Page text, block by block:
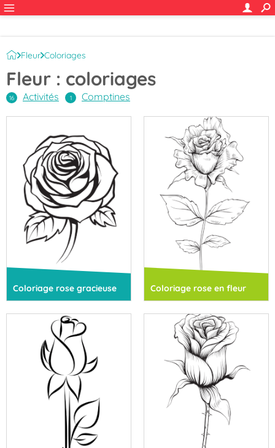
Fleur Coloriages
Fleur : coloriages
Activités Comptines
Coloriage rose gracieuse Coloriage rose en fleur